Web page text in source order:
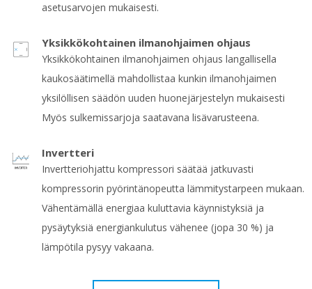
asetusarvojen mukaisesti.
Yksikkökohtainen ilmanohjaimen ohjaus
Yksikkökohtainen ilmanohjaimen ohjaus langallisella
kaukosäätimellä mahdollistaa kunkin ilmanohjaimen
yksilöllisen säädön uuden huonejärjestelyn mukaisesti
Myös sulkemissarjoja saatavana lisävarusteena.
Invertteri
Invertteriohjattu kompressori säätää jatkuvasti
kompressorin pyörintänopeutta lämmitystarpeen mukaan.
Vähentämällä energiaa kuluttavia käynnistyksiä ja
pysäytyksiä energiankulutus vähenee (jopa 30 %) ja
lämpötila pysyy vakaana.